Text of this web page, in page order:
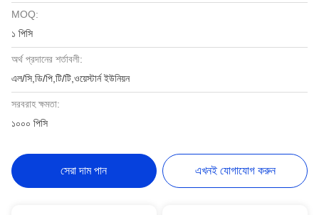
MOQ:
১ পিসি
অর্থ প্রদানের শর্তাবলী:
এল/সি,ডি/পি,টি/টি,ওয়েস্টার্ন ইউনিয়ন
সরবরাহ ক্ষমতা:
১০০০ পিসি
সেরা দাম পান এখনই যোগাযোগ করুন